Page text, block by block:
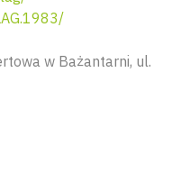
w Bażantarni, ul.